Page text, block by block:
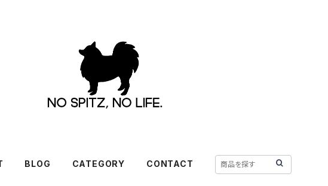
BLOG CATEGORY CONTACT